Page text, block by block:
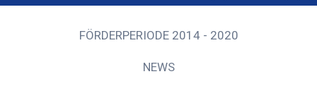
FÖRDERPERIODE 2014 - 2020
NEWS